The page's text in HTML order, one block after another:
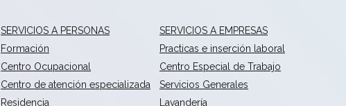
SERVICIOS A PERSONAS
Formación
Centro Ocupacional
Centro de atención especializada
Residencia
SERVICIOS A EMPRESAS
Practicas e inserción laboral
Centro Especial de Trabajo
Servicios Generales
Lavandería